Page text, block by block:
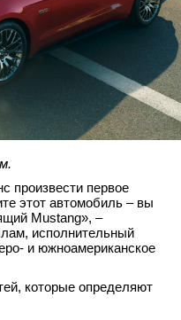
произвести первое
этот автомобиль – вы
Mustang», –
исполнительный
и южноамериканское
которые определяют